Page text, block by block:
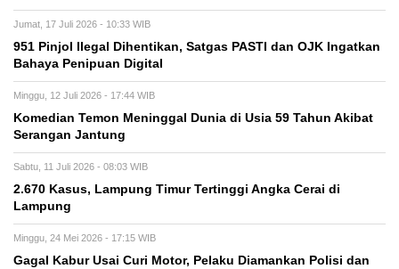
Jumat, 17 Juli 2026 - 10:33 WIB
951 Pinjol Ilegal Dihentikan, Satgas PASTI dan OJK Ingatkan
Bahaya Penipuan Digital
Minggu, 12 Juli 2026 - 17:44 WIB
Komedian Temon Meninggal Dunia di Usia 59 Tahun Akibat
Serangan Jantung
Sabtu, 11 Juli 2026 - 08:03 WIB
2.670 Kasus, Lampung Timur Tertinggi Angka Cerai di
Lampung
Minggu, 24 Mei 2026 - 17:15 WIB
Gagal Kabur Usai Curi Motor, Pelaku Diamankan Polisi dan